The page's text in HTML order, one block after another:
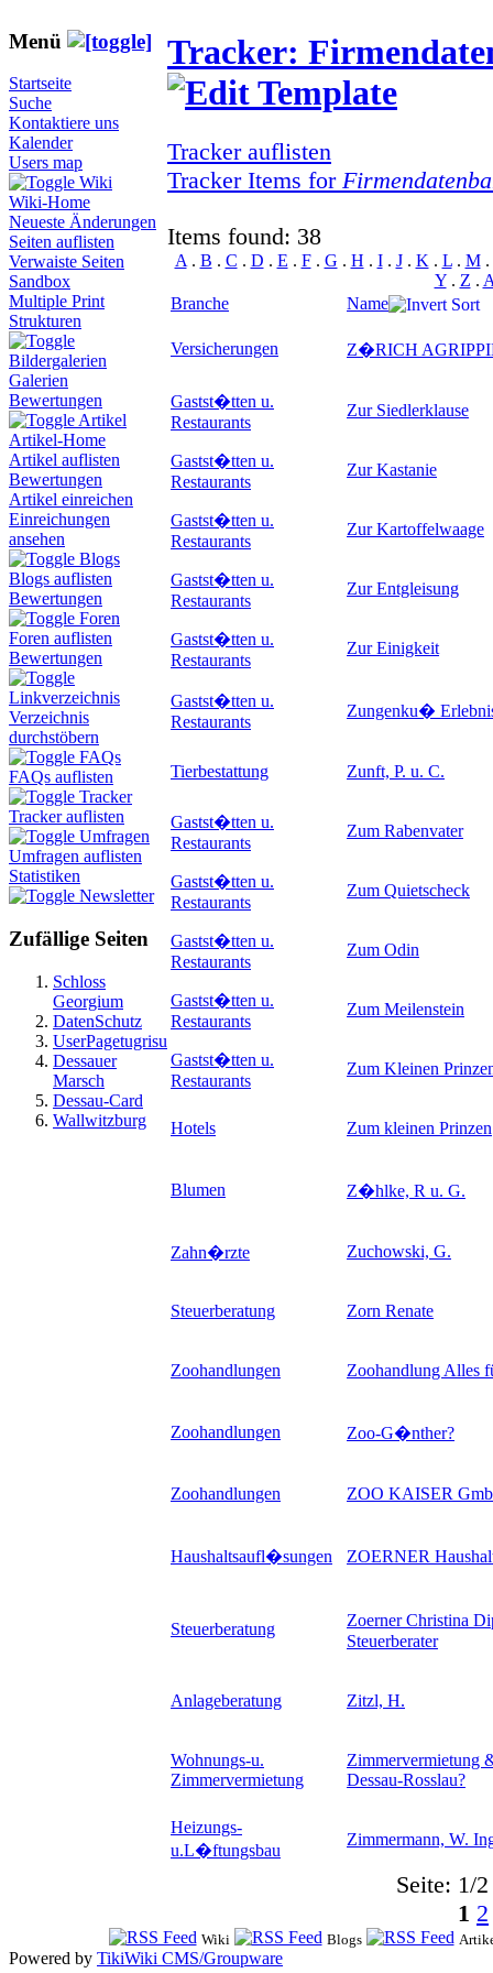
Menü
Startseite
Suche
Kontaktiere uns
Kalender
Users map
Wiki
Wiki-Home
Neueste Änderungen
Seiten auflisten
Verwaiste Seiten
Sandbox
Multiple Print
Strukturen
Bildergalerien
Galerien
Bewertungen
Artikel
Artikel-Home
Artikel auflisten
Bewertungen
Artikel einreichen
Einreichungen
ansehen
Blogs
Blogs auflisten
Bewertungen
Foren
Foren auflisten
Bewertungen
Linkverzeichnis
Verzeichnis
durchstöbern
FAQs
FAQs auflisten
Tracker
Tracker auflisten
Umfragen
Umfragen auflisten
Statistiken
Newsletter
Zufällige Seiten
Schloss
Georgium
DatenSchutz
UserPagetugrisu
Dessauer
Marsch
Dessau-Card
Wallwitzburg
Tracker:
Tracker auflisten
Tracker Items for
Items found: 38
A . B . C . D . E . F. G . H . I. J. K . L. M.
Y. Z .
Branche
Name
Versicherungen Z�RICH
Gastst�tten u.
Restaurants
Zur Siedlerklause
Gastst�tten u.
Restaurants
Zur Kastanie
Gastst�tten u.
Restaurants
Zur Kartoffelwaage
Gastst�tten u.
Restaurants
Zur Entgleisung
Gastst�tten u.
Restaurants
Zur Einigkeit
Gastst�tten u.
Restaurants
Zungenku�
Tierbestattung Zunft, P. u. C.
Gastst�tten u.
Restaurants
Zum Rabenvater
Gastst�tten u.
Restaurants
Zum Quietscheck
Gastst�tten u.
Restaurants
Zum Odin
Gastst�tten u.
Restaurants
Zum Meilenstein
Gastst�tten u.
Restaurants
Zum Kleinen
Hotels Zum kleinen Prinzen
Blumen Z�hlke, R u. G.
Zahn�rzte Zuchowski, G.
Steuerberatung Zorn Renate
Zoohandlungen Zoohandlung Alles
Zoohandlungen Zoo-G�nther?
Zoohandlungen ZOO KAISER
Haushaltsaufl�sungen ZOERNER
Steuerberatung
Zoerner Christina
Steuerberater
Anlageberatung Zitzl, H.
Wohnungs-u.
Zimmervermietung
Zimmervermietung
Dessau-Rosslau?
Heizungs-
u.L�ftungsbau
Zimmermann, W.
Seite: 1/2
1 2
Wiki Blogs
Powered by TikiWiki CMS/Groupware